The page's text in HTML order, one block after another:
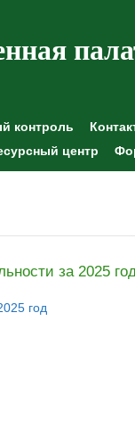
контроль
центр
за 2025
год